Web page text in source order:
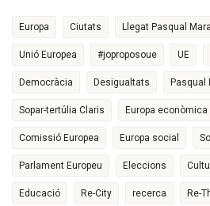
Europa Ciutats Llegat Pasqual
Unió Europea #joproposoue UE
Democràcia Desigualtats Pasqual
Sopar-tertúlia Claris Europa econòmica
Comissió Europea Europa social
Parlament Europeu Eleccions
Educació Re-City recerca Re-